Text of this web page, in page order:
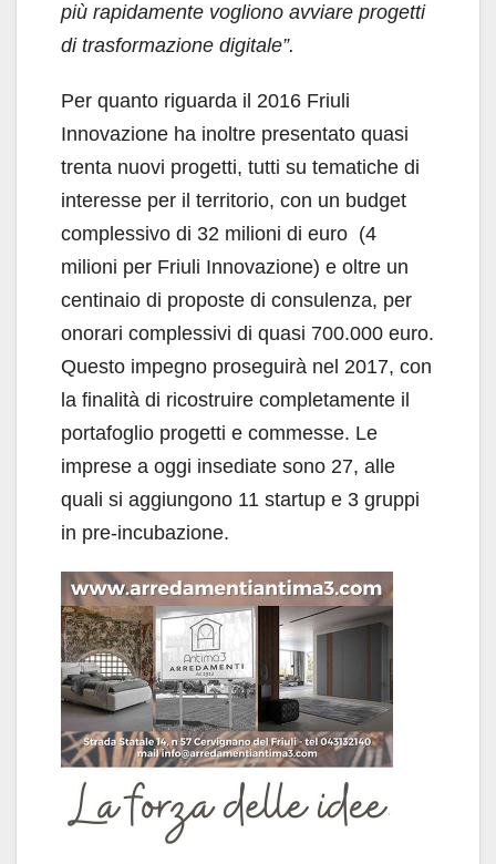
più rapidamente vogliono avviare progetti
di trasformazione digitale”.
Per quanto riguarda il 2016 Friuli
Innovazione ha inoltre presentato quasi
trenta nuovi progetti, tutti su tematiche di
interesse per il territorio, con un budget
complessivo di 32 milioni di euro (4
milioni per Friuli Innovazione) e oltre un
centinaio di proposte di consulenza, per
onorari complessivi di quasi 700.000 euro.
Questo impegno proseguirà nel 2017, con
la finalità di ricostruire completamente il
portafoglio progetti e commesse. Le
imprese a oggi insediate sono 27, alle
quali si aggiungono 11 startup e 3 gruppi
in pre-incubazione.